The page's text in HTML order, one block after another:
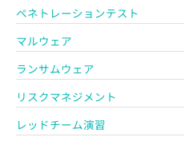
ペネトレーションテスト
マルウェア
ランサムウェア
リスクマネジメント
レッドチーム演習